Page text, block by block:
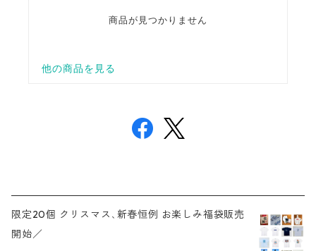
限定20個 クリスマス､新春恒例 お楽しみ福袋販売
開始／